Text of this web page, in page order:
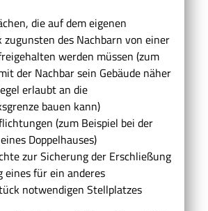
die auf dem eigenen
zugunsten des Nachbarn von einer
werden müssen (zum
der Nachbar sein Gebäude näher
erlaubt an die
bauen kann)
(zum Beispiel bei der
Doppelhauses)
zur Sicherung der Erschließung
eines für ein anderes
notwendigen Stellplatzes